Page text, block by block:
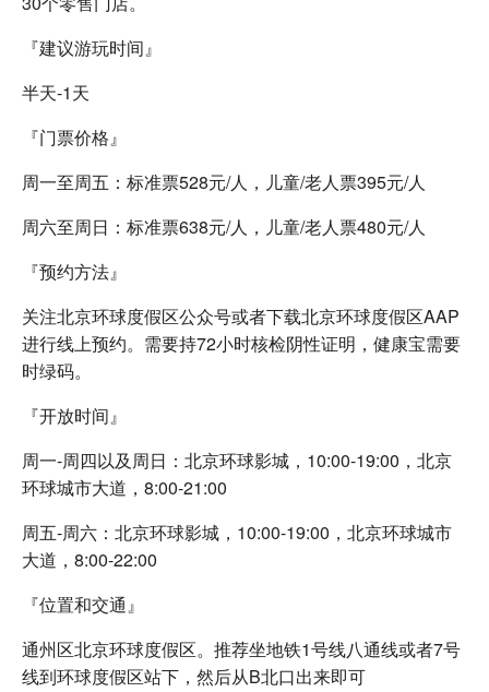
『建议游玩时间』
半天-1天
『门票价格』
周一至周五：标准票528元/人，儿童/老人票395元/人
周六至周日：标准票638元/人，儿童/老人票480元/人
『预约方法』
关注北京环球度假区公众号或者下载北京环球度假区AAP
进行线上预约。需要持72小时核检阴性证明，健康宝需要
时绿码。
『开放时间』
周一-周四以及周日：北京环球影城，10:00-19:00，北京
环球城市大道，8:00-21:00
周五-周六：北京环球影城，10:00-19:00，北京环球城市
大道，8:00-22:00
『位置和交通』
通州区北京环球度假区。推荐坐地铁1号线八通线或者7号
线到环球度假区站下，然后从B北口出来即可